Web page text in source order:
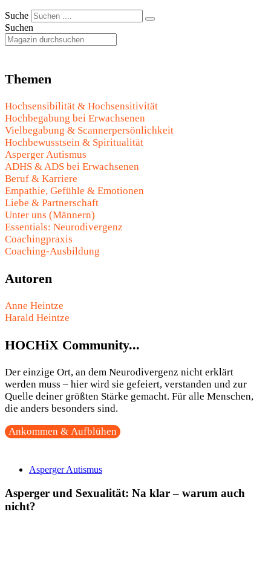
Suche
Suchen
Themen
Hochsensibilität & Hochsensitivität
Hochbegabung bei Erwachsenen
Vielbegabung & Scannerpersönlichkeit
Hochbewusstsein & Spiritualität
Asperger Autismus
ADHS & ADS bei Erwachsenen
Beruf & Karriere
Empathie, Gefühle & Emotionen
Liebe & Partnerschaft
Unter uns (Männern)
Essentials: Neurodivergenz
Coachingpraxis
Coaching-Ausbildung
Autoren
Anne Heintze
Harald Heintze
HOCHiX Community...
Der einzige Ort, an dem Neurodivergenz nicht erklärt
werden muss – hier wird sie gefeiert, verstanden und zur
Quelle deiner größten Stärke gemacht. Für alle Menschen,
die anders besonders sind.
Ankommen & Aufblühen
Asperger Autismus
Asperger und Sexualität: Na klar – warum auch
nicht?